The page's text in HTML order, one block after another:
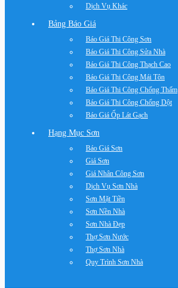
Dịch Vụ Khác
Bảng Báo Giá
Báo Giá Thi Công Sơn
Báo Giá Thi Công Sửa Nhà
Báo Giá Thi Công Thạch Cao
Báo Giá Thi Công Mái Tôn
Báo Giá Thi Công Chống Thấm
Báo Giá Thi Công Chống Dột
Báo Giá Ốp Lát Gạch
Hạng Mục Sơn
Báo Giá Sơn
Giá Sơn
Giá Nhân Công Sơn
Dịch Vụ Sơn Nhà
Sơn Mặt Tiền
Sơn Nền Nhà
Sơn Nhà Đẹp
Thợ Sơn Nước
Thợ Sơn Nhà
Quy Trình Sơn Nhà